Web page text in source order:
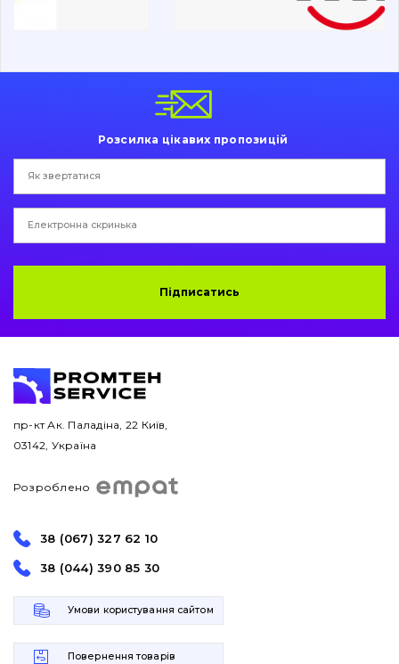
Розсилка цікавих пропозицій
Підписатись
пр-кт Ак. Паладіна, 22 Київ,
03142, Україна
Розроблено
38 (067) 327 62 10
38 (044) 390 85 30
Умови користування сайтом
Повернення товарів